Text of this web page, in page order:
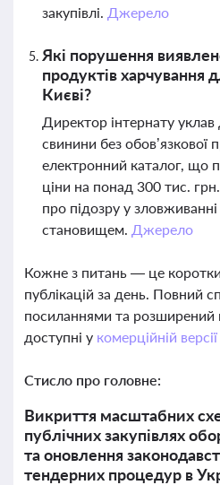
закупівлі. Джерело
Які порушення
продуктів харчування
Києві?
Директор інтернату уклав
свинини без обов’язкової
електронний каталог, що
ціни на понад 300 тис.
про підозру у
становищем. Джерело
Кожне з питань — це
публікацій за день. Повний
посиланнями та розширений
доступні у комерційній
Стисло про головне:
Викриття масштабних
публічних закупівлях
та оновлення
тендерних процедур в